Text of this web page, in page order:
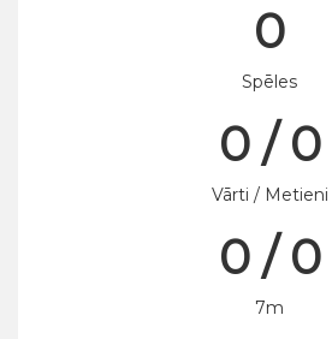
0
Spēles
0 / 0
Vārti / Metieni
0 / 0
7m